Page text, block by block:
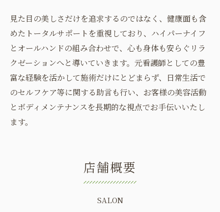
見た目の美しさだけを追求するのではなく、健康面も含
めたトータルサポートを重視しており、ハイパーナイフ
とオールハンドの組み合わせで、心も身体も安らぐリラ
クゼーションへと導いていきます。元看護師としての豊
富な経験を活かして施術だけにとどまらず、日常生活で
のセルフケア等に関する助言も行い、お客様の美容活動
とボディメンテナンスを長期的な視点でお手伝いいたし
ます。
店舗概要
SALON